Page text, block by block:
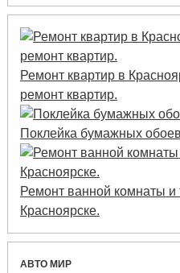
Ремонт квартир в
ремонт квартир.
Поклейка бумажных
Ремонт ванной комнаты и
Красноярске.
АВТО МИР